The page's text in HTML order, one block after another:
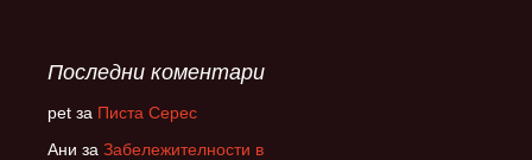
Последни коментари
pet за Писта Серес
Ани за Забележителности в